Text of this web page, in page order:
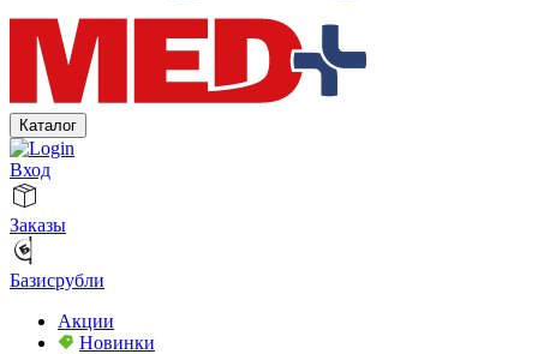
Каталог
Вход
Заказы
Базисрубли
Акции
Новинки